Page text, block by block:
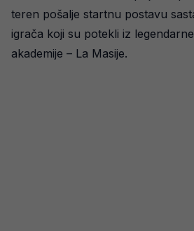
teren pošalje startnu postavu
igrača koji su potekli iz
akademije – La Masije.